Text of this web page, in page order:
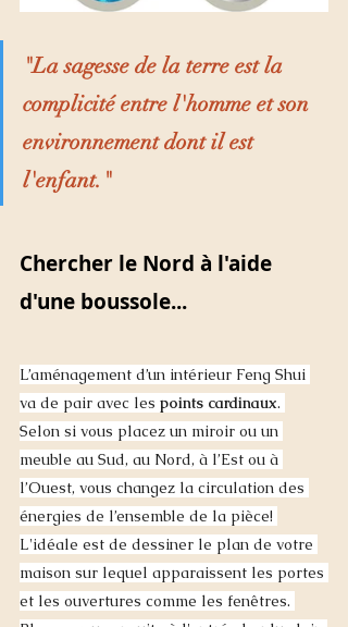
"La sagesse de la terre est la
complicité entre l'homme et son
environnement dont il est
l'enfant."
Chercher le Nord à l'aide
d'une boussole...
L’aménagement d’un intérieur Feng Shui
va de pair avec les points cardinaux.
Selon si vous placez un miroir ou un
meuble au Sud, au Nord, à l’Est ou à
l’Ouest, vous changez la circulation des
énergies de l’ensemble de la pièce!
L'idéale est de dessiner le plan de votre
maison sur lequel apparaissent les portes
et les ouvertures comme les fenêtres.